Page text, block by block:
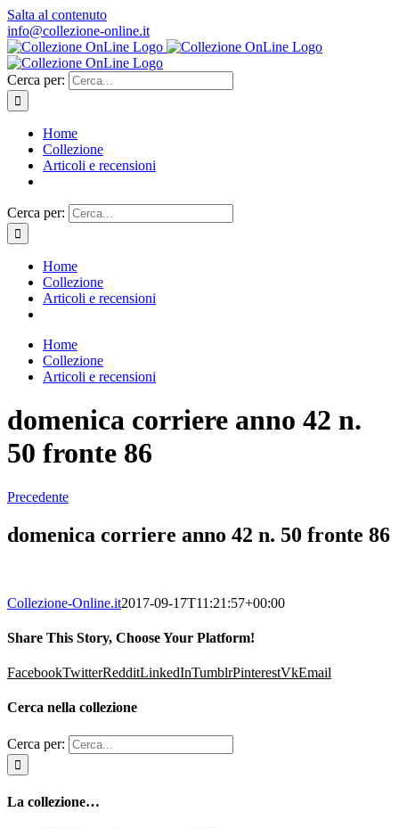
Salta al contenuto
info@collezione-online.it
Cerca per:
Home
Collezione
Articoli e recensioni
Cerca per:
Home
Collezione
Articoli e recensioni
Home
Collezione
Articoli e recensioni
domenica corriere anno 42 n.
50 fronte 86
Precedente
domenica corriere anno 42 n. 50 fronte 86
Collezione-Online.it2017-09-17T11:21:57+00:00
Share This Story, Choose Your Platform!
FacebookTwitterRedditLinkedInTumblrPinterestVkEmail
Cerca nella collezione
Cerca per:
La collezione…